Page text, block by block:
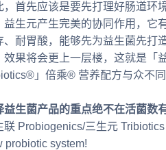
，首先应该是要先打理好肠道
益生元产生完美的协同作用，它
、耐胃酸，能够先为益生菌先打
效果将会更上一层楼，这就是「
」倍乘® 营养配方与众不
益生菌产品的重点绝不在活菌数
联 Probiogenics/三生元
probiotic system!